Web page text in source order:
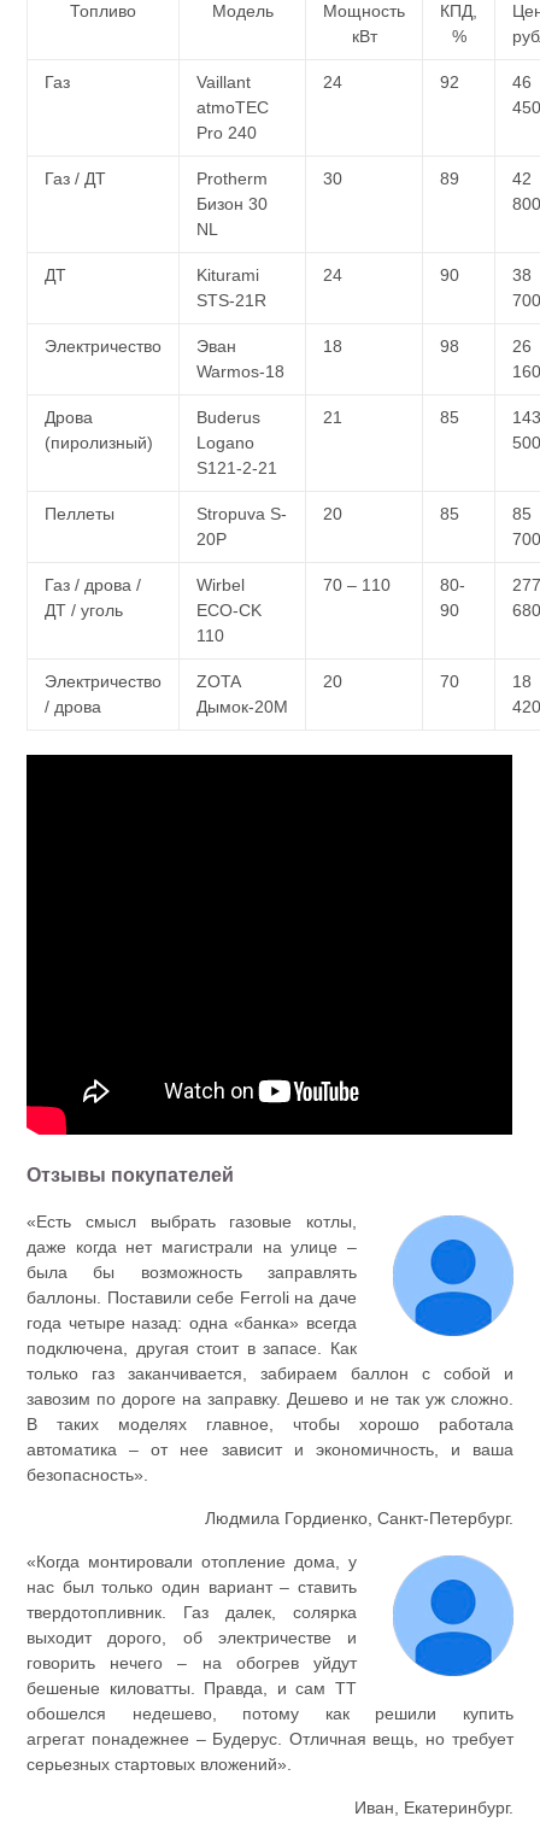
Топливо Модель
Мощность
кВт
КПД,
%
Газ
Vaillant
atmoTEC
Pro 240
24 92
46
Газ / ДТ
Protherm
Бизон 30
NL
30 89
42
ДТ
Kiturami
STS-21R
24 90
38
Электричество
Эван
Warmos-18
18 98
26
Дрова
(пиролизный)
Buderus
Logano
S121-2-21
21 85
Пеллеты
Stropuva S-
20P
20 85
85
Газ / дрова /
ДТ / уголь
Wirbel
ECO-CK
110
70 – 110
80-
90
Электричество
/ дрова
ZOTA
Дымок-20М
20 70
18
Отзывы покупателей
«Есть смысл выбрать газовые котлы,
даже когда нет магистрали на улице –
была бы возможность заправлять
баллоны. Поставили себе Ferroli на даче
года четыре назад: одна «банка» всегда
подключена, другая стоит в запасе. Как
только газ заканчивается, забираем баллон с собой и
завозим по дороге на заправку. Дешево и не так уж сложно.
В таких моделях главное, чтобы хорошо работала
автоматика – от нее зависит и экономичность, и ваша
безопасность».
Людмила Гордиенко, Санкт-Петербург.
«Когда монтировали отопление дома, у
нас был только один вариант – ставить
твердотопливник. Газ далек, солярка
выходит дорого, об электричестве и
говорить нечего – на обогрев уйдут
бешеные киловатты. Правда, и сам ТТ
обошелся недешево, потому как решили купить
агрегат понадежнее – Будерус. Отличная вещь, но требует
серьезных стартовых вложений».
Иван, Екатеринбург.